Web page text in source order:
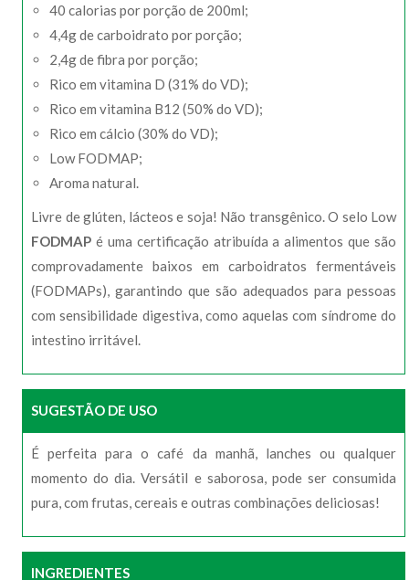
40 calorias por porção de 200ml;
4,4g de carboidrato por porção;
2,4g de fibra por porção;
Rico em vitamina D (31% do VD);
Rico em vitamina B12 (50% do VD);
Rico em cálcio (30% do VD);
Low FODMAP;
Aroma natural.
Livre de glúten, lácteos e soja! Não transgênico. O selo Low
FODMAP é uma certificação atribuída a alimentos que são
comprovadamente baixos em carboidratos fermentáveis
(FODMAPs), garantindo que são adequados para pessoas
com sensibilidade digestiva, como aquelas com síndrome do
intestino irritável.
SUGESTÃO DE USO
É perfeita para o café da manhã, lanches ou qualquer
momento do dia. Versátil e saborosa, pode ser consumida
pura, com frutas, cereais e outras combinações deliciosas!
INGREDIENTES